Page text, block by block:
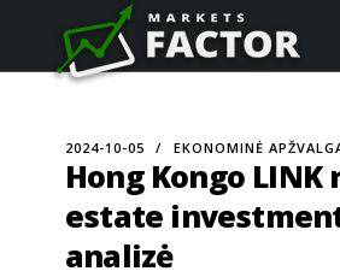
2024-10-05 EKONOMINĖ
Hong Kongo LINK
estate
analizė